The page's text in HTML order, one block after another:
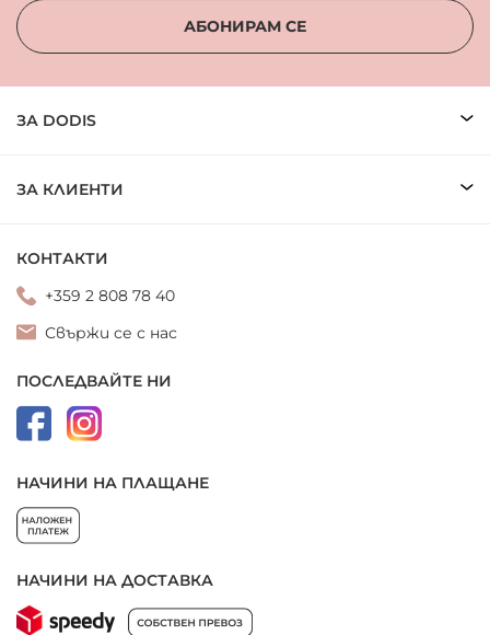
АБОНИРАМ СЕ
ЗА DODIS
ЗА КЛИЕНТИ
КОНТАКТИ
+359 2 808 78 40
Свържи се с нас
ПОСЛЕДВАЙТЕ НИ
НАЧИНИ НА ПЛАЩАНЕ
НАЧИНИ НА ДОСТАВКА